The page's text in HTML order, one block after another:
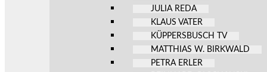
JULIA REDA
KLAUS VATER
KÜPPERSBUSCH TV
MATTHIAS W. BIRKWALD
PETRA ERLER